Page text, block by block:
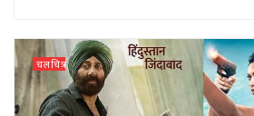
चलचित्र